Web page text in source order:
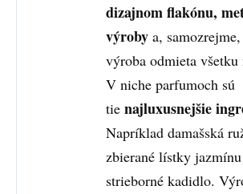
dizajnom flakónu,
výroby a,
výroba odmieta všetku
V niche parfumoch sú
tie najluxusnejšie
Napríklad damašská
zbierané lístky
strieborné kadidlo.